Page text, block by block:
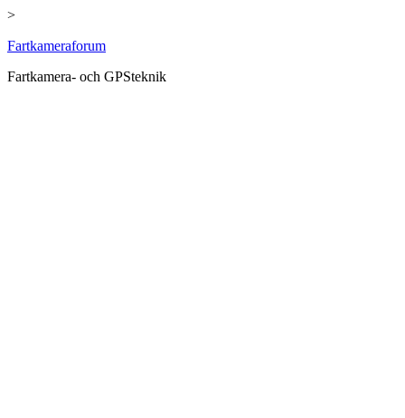
>
Hoppa
innehåll
Fartkameraforum
Fartkamera- och GPSteknik